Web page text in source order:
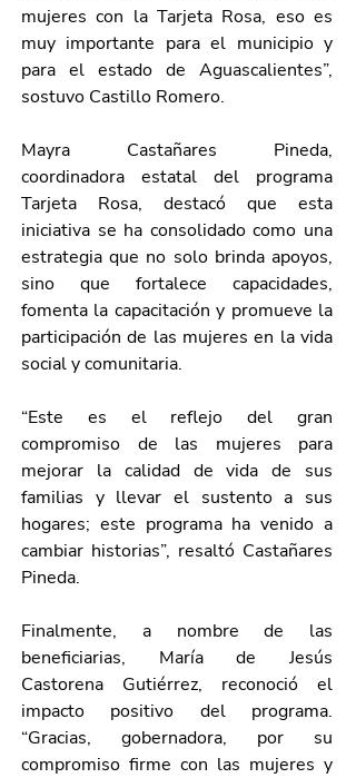
mujeres con la Tarjeta Rosa, eso es
muy importante para el municipio y
para el estado de Aguascalientes”,
sostuvo Castillo Romero.
Mayra Castañares Pineda,
coordinadora estatal del programa
Tarjeta Rosa, destacó que esta
iniciativa se ha consolidado como una
estrategia que no solo brinda apoyos,
sino que fortalece capacidades,
fomenta la capacitación y promueve la
participación de las mujeres en la vida
social y comunitaria.
“Este es el reflejo del gran
compromiso de las mujeres para
mejorar la calidad de vida de sus
familias y llevar el sustento a sus
hogares; este programa ha venido a
cambiar historias”, resaltó Castañares
Pineda.
Finalmente, a nombre de las
beneficiarias, María de Jesús
Castorena Gutiérrez, reconoció el
impacto positivo del programa.
“Gracias, gobernadora, por su
compromiso firme con las mujeres y